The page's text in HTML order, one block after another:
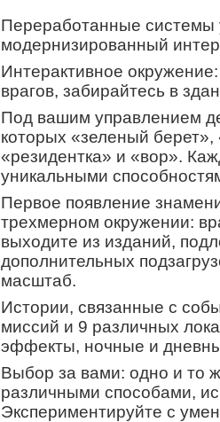
Переработанные системы
модернизированный
Интерактивное
врагов, забирайтесь в
Под вашим управлением
которых «зеленый
«резидентка» и «вор».
уникальными
Первое появление
трехмерном окружении:
выходите из изданий,
дополнительных
масштаб.
Истории, связанные с
миссий и 9 различных
эффекты, ночные и
Выбор за вами: одно и то
различными способами,
Экспериментируйте с